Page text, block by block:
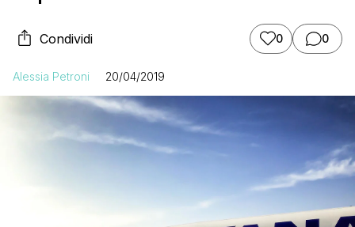
Condividi 0 0
Alessia Petroni 20/04/2019